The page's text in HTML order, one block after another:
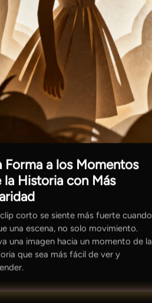
Forma a los Momentos
la Historia con Más
corto se siente más fuerte cuando
una escena, no solo movimiento.
una imagen hacia un momento de la
que sea más fácil de ver y